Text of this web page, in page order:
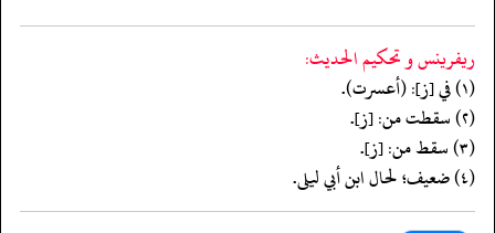
ريفرينس و تحكيم الحدیث:
(١) في [ز]: (أعسرت).
(٢) سقطت من: [ز].
(٣) سقط من: [ز].
(٤) ضعيف؛ لحال ابن أبي ليلى.